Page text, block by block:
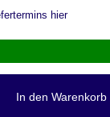
hier
In den Warenkorb